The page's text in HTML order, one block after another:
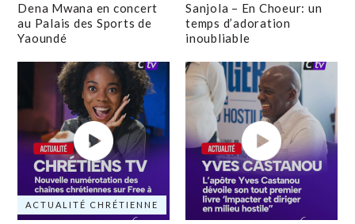
Dena Mwana en concert
au Palais des Sports de
Yaoundé
Sanjola – En Choeur: un
temps d’adoration
inoubliable
ACTUALITÉ CHRÉTIENNE